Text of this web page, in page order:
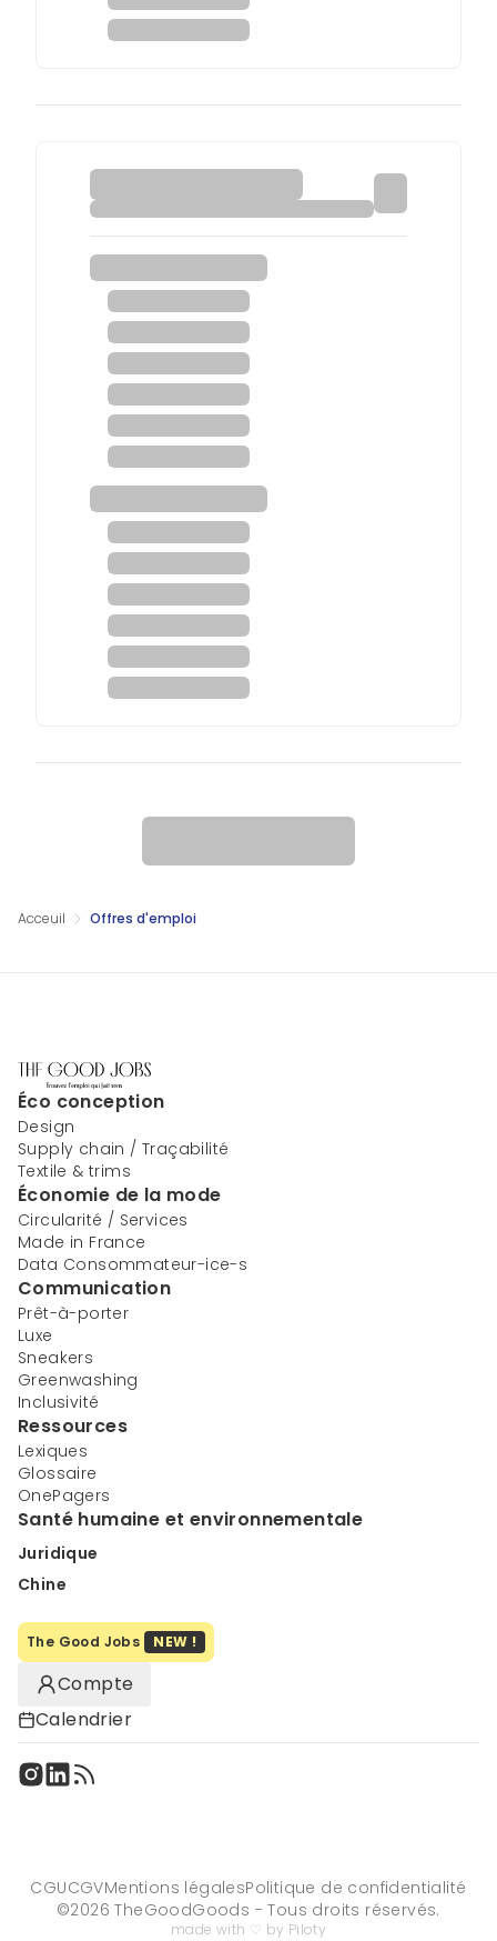
Acceuil Offres d'emploi
Éco conception
Design
Supply chain / Traçabilité
Textile & trims
Économie de la mode
Circularité / Services
Made in France
Data Consommateur-ice-s
Communication
Prêt-à-porter
Luxe
Sneakers
Greenwashing
Inclusivité
Ressources
Lexiques
Glossaire
OnePagers
Santé humaine et environnementale
Juridique
Chine
The Good Jobs NEW !
Compte
Calendrier
CGUCGVMentions légalesPolitique de confidentialité
©2026 TheGoodGoods - Tous droits réservés.
made with ♡ by Piloty